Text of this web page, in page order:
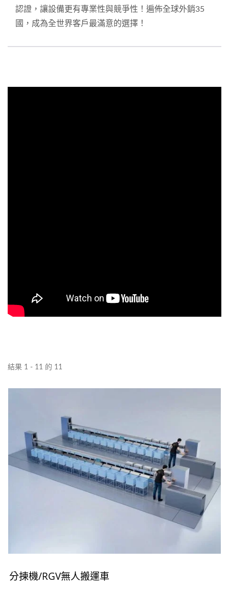
認證，讓設備更有專業性與競爭性！遍佈全球外銷35
國，成為全世界客戶最滿意的選擇！
結果 1 - 11 的 11
分揀機/RGV無人搬運車